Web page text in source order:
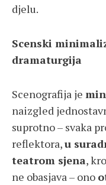
djelu.
Scenski
dramaturgija
Scenografija je
naizgled
suprotno – svaka
reflektora,u
teatrom sjena,
ne obasjava – ono